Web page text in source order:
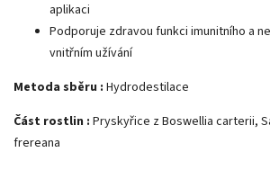
aplikaci
Podporuje zdravou funkci imunitního a
vnitřním užívání
Metoda sběru : Hydrodestilace
Část rostlin : Pryskyřice z Boswellia carterii,
frereana